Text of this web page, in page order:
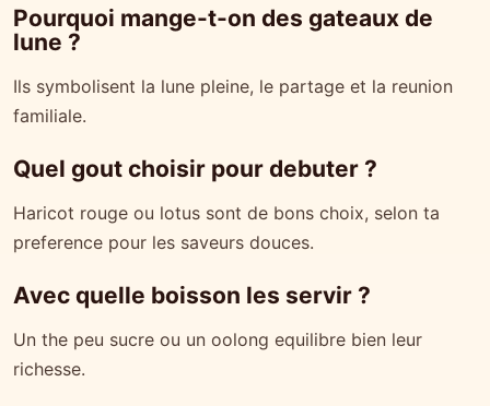
Pourquoi mange-t-on des gateaux de
lune ?
Ils symbolisent la lune pleine, le partage et la reunion
familiale.
Quel gout choisir pour debuter ?
Haricot rouge ou lotus sont de bons choix, selon ta
preference pour les saveurs douces.
Avec quelle boisson les servir ?
Un the peu sucre ou un oolong equilibre bien leur
richesse.